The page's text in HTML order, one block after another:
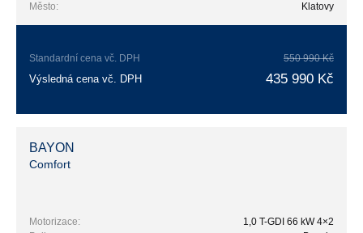
Město:
Klatovy
Standardní cena vč. DPH 550 990 Kč
Výsledná cena vč. DPH 435 990 Kč
BAYON
Comfort
Motorizace:
1,0 T-GDI 66 kW 4×2